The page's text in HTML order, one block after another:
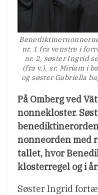
nr. 1 fra venstre i
nr. 2, søster Ingrid
(fra v.), sr. Miriam i
og søster Gabriella
På Omberg ved
nonnekloster.
nonneorden med
tallet, hvor
klosterregel og i
Søster Ingrid